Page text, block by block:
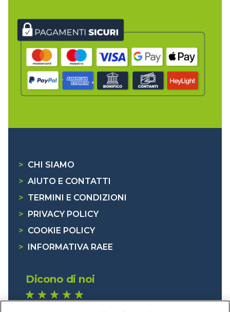
> CHI SIAMO
> AIUTO E CONTATTI
> TERMINI E CONDIZIONI
>
PRIVACY POLICY
> COOKIE POLICY
>
INFORMATIVA RAEE
Dicono di noi